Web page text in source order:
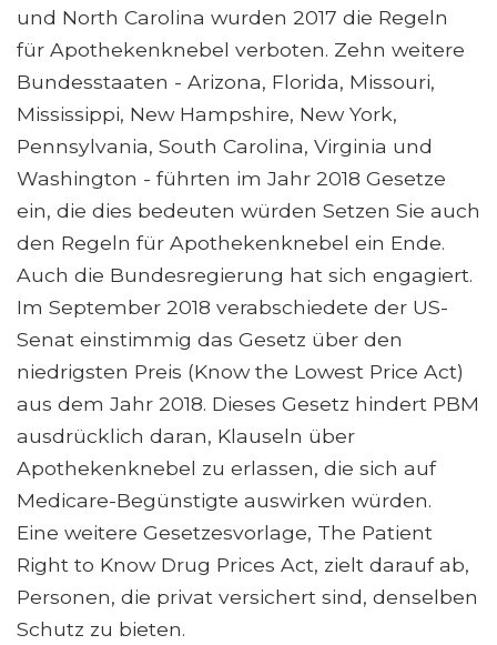
und North Carolina wurden 2017 die Regeln
für Apothekenknebel verboten. Zehn weitere
Bundesstaaten - Arizona, Florida, Missouri,
Mississippi, New Hampshire, New York,
Pennsylvania, South Carolina, Virginia und
Washington - führten im Jahr 2018 Gesetze
ein, die dies bedeuten würden Setzen Sie auch
den Regeln für Apothekenknebel ein Ende.
Auch die Bundesregierung hat sich engagiert.
Im September 2018 verabschiedete der US-
Senat einstimmig das Gesetz über den
niedrigsten Preis (Know the Lowest Price Act)
aus dem Jahr 2018. Dieses Gesetz hindert PBM
ausdrücklich daran, Klauseln über
Apothekenknebel zu erlassen, die sich auf
Medicare-Begünstigte auswirken würden.
Eine weitere Gesetzesvorlage, The Patient
Right to Know Drug Prices Act, zielt darauf ab,
Personen, die privat versichert sind, denselben
Schutz zu bieten.